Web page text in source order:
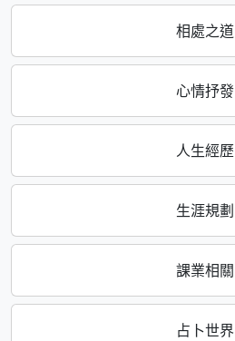
相處之道
心情抒發
人生經歷
生涯規劃
課業相關
占卜世界